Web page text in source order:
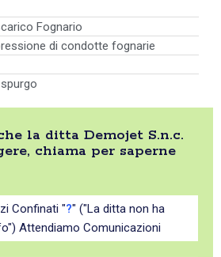
Fognario
di condotte fognarie
la ditta Demojet S.n.c.
chiama per saperne
Confinati "?" ("La ditta non ha
Attendiamo Comunicazioni